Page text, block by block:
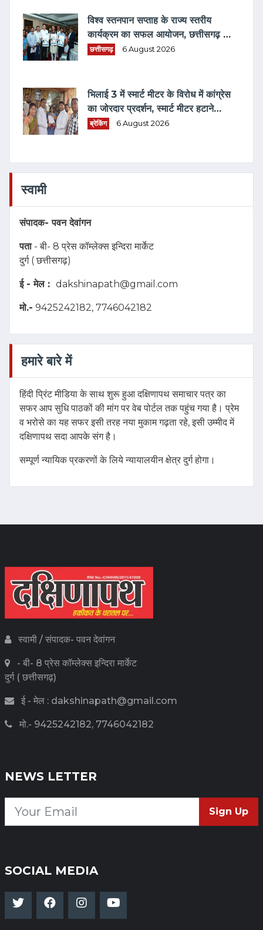
विश्व स्तनपान सप्ताह के राज्य स्तरीय
कार्यक्रम का सफल आयोजन, छत्तीसगढ़ के
प्रथम "मातृ दूध कोष (MOTHER MILK
छत्तीसगढ़ 6 August 2026
भिलाई 3 में स्मार्ट मीटर के विरोध में कांग्रेस
का जोरदार प्रदर्शन, स्मार्ट मीटर हटाने
भरवाया फार्म
ब्रेकिंग 6 August 2026
स्वामी
संपादक-पवन देवांगन
पता- बी- 8 प्रेस कॉम्लेक्स इन्दिरा मार्केट
दुर्ग ( छत्तीसगढ़)
ई - मेल : dakshinapath@gmail.com
मो.- 9425242182, 7746042182
हमारे बारे में
हिंदी प्रिंट मीडिया के साथ शुरू हुआ दक्षिणापथ समाचार पत्र का
सफर आप सुधि पाठकों की मांग पर वेब पोर्टल तक पहुंच गया है। प्रेम
व भरोसे का यह सफर इसी तरह नया मुकाम गढ़ता रहे, इसी उम्मीद में
दक्षिणापथ सदा आपके संग है।
सम्पूर्ण न्यायिक प्रकरणों के लिये न्यायालयीन क्षेत्र दुर्ग होगा।
स्वामी / संपादक- पवन देवांगन
- बी- 8 प्रेस कॉम्लेक्स इन्दिरा मार्केट
दुर्ग ( छत्तीसगढ़)
ई - मेल : dakshinapath@gmail.com
मो.- 9425242182, 7746042182
NEWS LETTER
Sign Up
SOCIAL MEDIA